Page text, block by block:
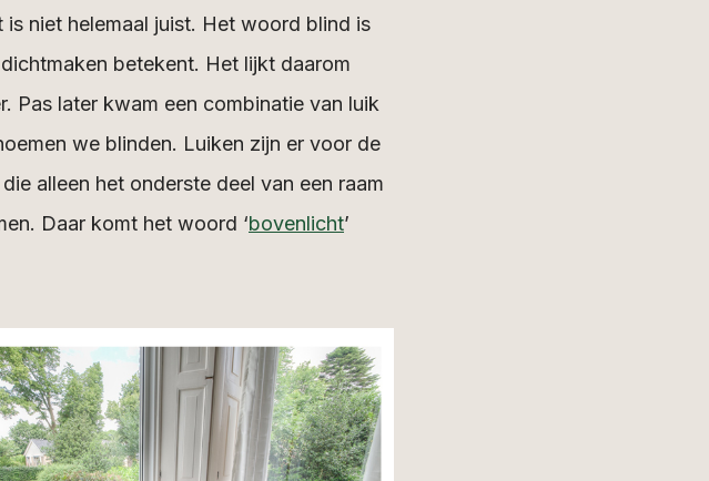
niet helemaal juist. Het woord blind is
betekent. Het lijkt daarom
Pas later kwam een combinatie van luik
we blinden. Luiken zijn er voor de
alleen het onderste deel van een raam
Daar komt het woord ‘bovenlicht’